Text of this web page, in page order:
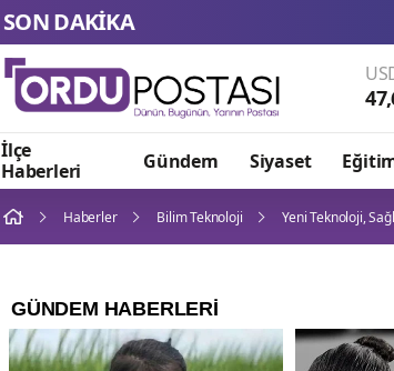
SON DAKİKA
İlçe
Haberleri
Gündem Siyaset
Haberler Bilim Teknoloji Yeni Teknoloji,